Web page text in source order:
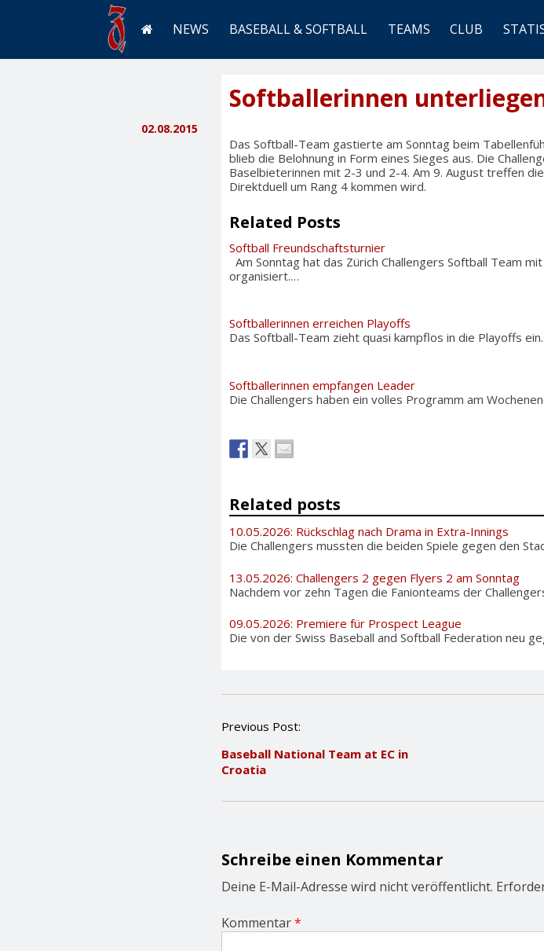
NEWS BASEBALL & SOFTBALL TEAMS CLUB
Softballerinnen
02.08.2015
Das Softball-Team gastierte am Sonntag beim
blieb die Belohnung in Form eines Sieges aus. Die
Baselbieterinnen mit 2-3 und 2-4. Am 9. August treffen
Direktduell um Rang 4 kommen wird.
Related Posts
Softball Freundschaftsturnier
Am Sonntag hat das Zürich Challengers Softball Team
organisiert.…
Softballerinnen erreichen Playoffs
Das Softball-Team zieht quasi kampflos in die Playoffs
Softballerinnen empfangen Leader
Die Challengers haben ein volles Programm am
Related posts
10.05.2026: Rückschlag nach Drama in Extra-Innings
Die Challengers mussten die beiden Spiele gegen den
13.05.2026: Challengers 2 gegen Flyers 2 am Sonntag
Nachdem vor zehn Tagen die Fanionteams der
09.05.2026: Premiere für Prospect League
Die von der Swiss Baseball and Softball Federation neu
P
s
t
a
g
a
t
n
Previous Post:
Baseball National Team at EC in
Croatia
Schreibe einen Kommentar
Deine E-Mail-Adresse wird nicht veröffentlicht.
Kommentar*